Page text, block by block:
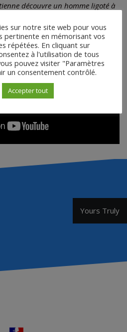
découvre un homme ligoté à
Yours Truly
sur notre site web pour vous
pertinente en mémorisant vos
répétées. En cliquant sur
à l'utilisation de tous
pouvez visiter "Paramètres
un consentement contrôlé.
Accepter tout